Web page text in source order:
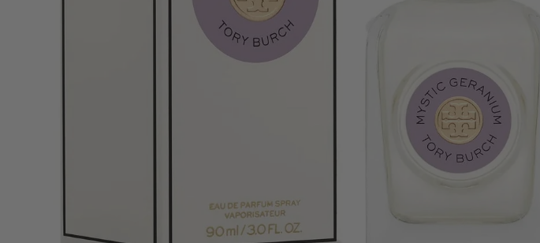
el archivo 0 en una ventana modal